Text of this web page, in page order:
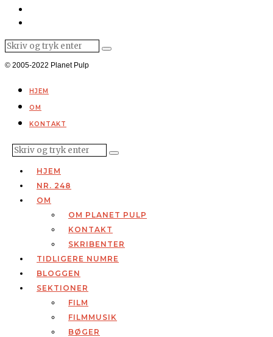
© 2005-2022 Planet Pulp
HJEM
OM
KONTAKT
HJEM
NR. 248
OM
OM PLANET PULP
KONTAKT
SKRIBENTER
TIDLIGERE NUMRE
BLOGGEN
SEKTIONER
FILM
FILMMUSIK
BØGER